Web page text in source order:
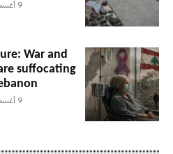
9 أغسطس، 2026
War and
suffocating
9 أغسطس، 2026